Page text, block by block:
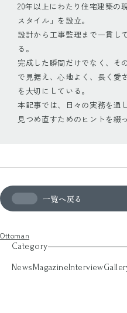
20年以上にわたり住宅建築の
スタイル」を設立。
設計から工事監理まで一貫し
る。
完成した瞬間だけでなく、そ
で見据え、心地よく、長く愛
を大切にしている。
本記事では、日々の実務を通
見つめ直すためのヒントを綴
Ottoman
一覧へ戻る
Category
NewsMagazineInterview